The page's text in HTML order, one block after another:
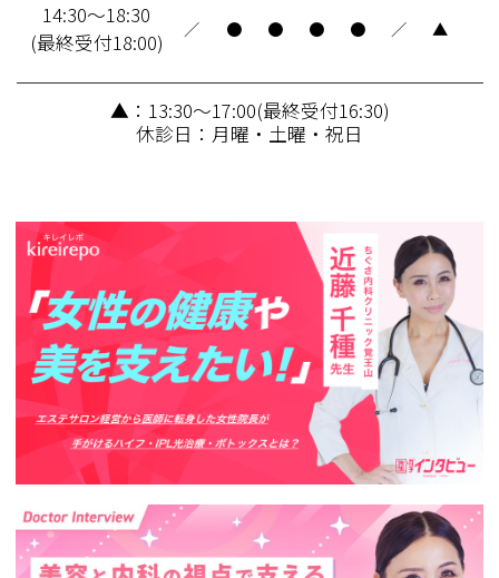
14:30～18:30
(最終受付18:00)
／ ● ● ● ● ／ ▲
▲：13:30～17:00(最終受付16:30)
休診日：月曜・土曜・祝日